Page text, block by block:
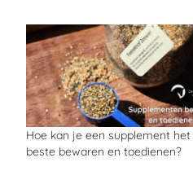
Hoe kan je een supplement het
beste bewaren en toedienen?